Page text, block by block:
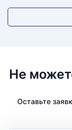
Не
Оставьте